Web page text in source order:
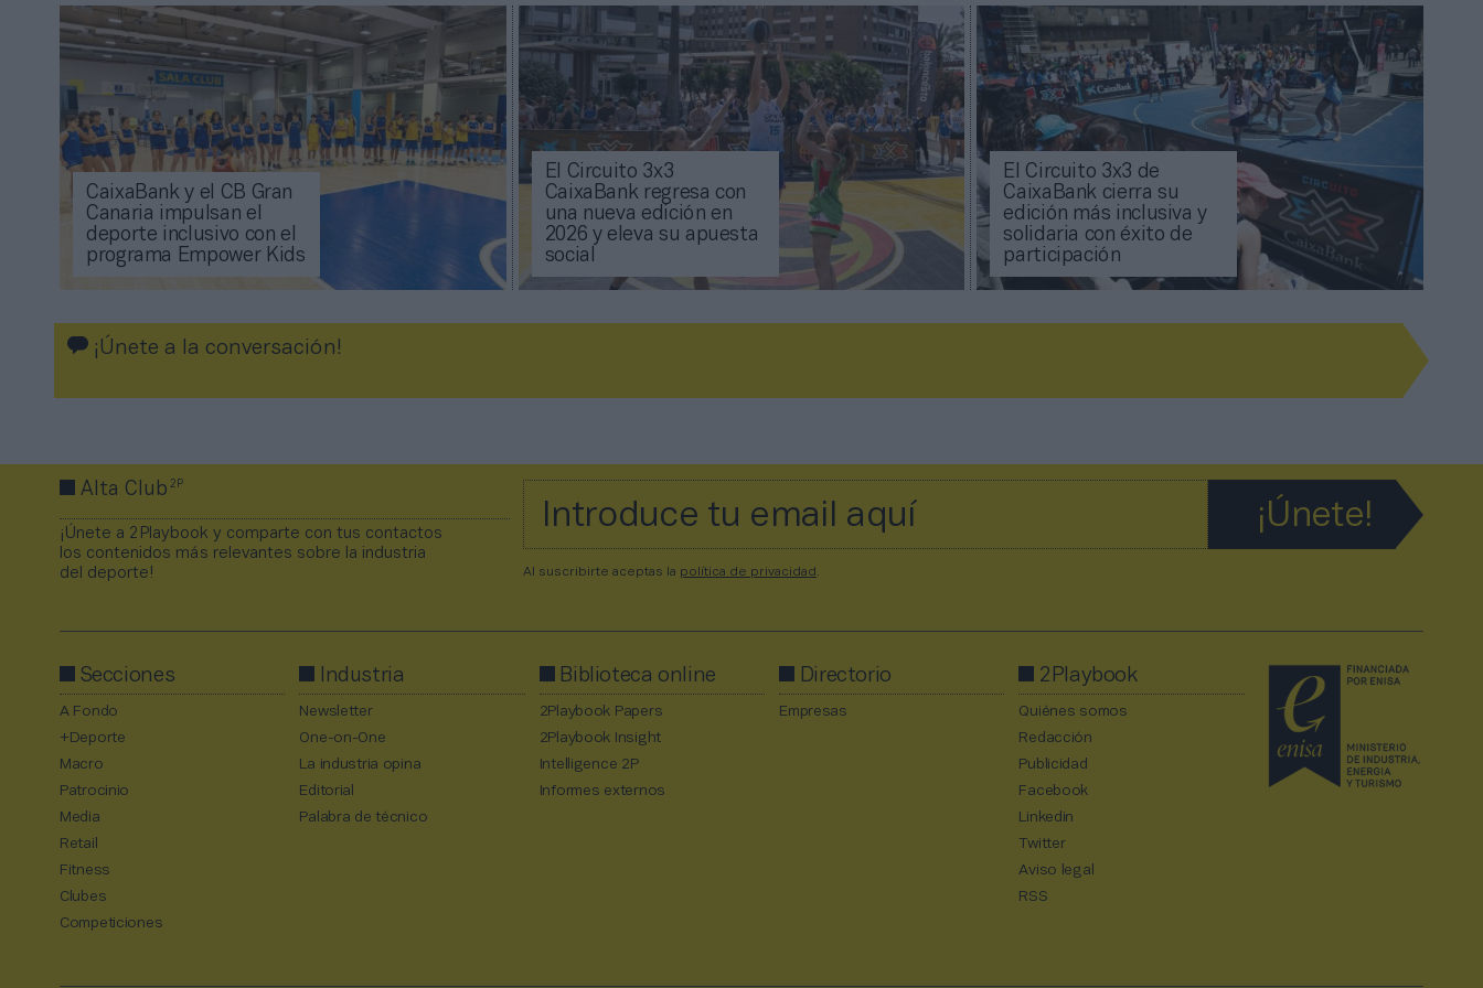
CaixaBank y el CB Gran
Canaria impulsan el
deporte inclusivo con el
programa Empower Kids
El Circuito 3x3
CaixaBank regresa con
una nueva edición en
2026 y eleva su apuesta
social
El Circuito 3x3 de
CaixaBank cierra su
edición más inclusiva y
solidaria con éxito de
participación
¡Únete a la conversación!
Alta Club2P
¡Únete a 2Playbook y comparte con tus contactos
los contenidos más relevantes sobre la industria
del deporte!
Al suscribirte aceptas la política de privacidad
Secciones
A Fondo
+Deporte
Macro
Patrocinio
Media
Retail
Fitness
Clubes
Competiciones
Industria
Newsletter
One-on-One
La industria opina
Editorial
Palabra de técnico
Biblioteca online
2Playbook Papers
2Playbook Insight
Intelligence 2P
Informes externos
Directorio
Empresas
2Playbook
Quiénes somos
Redacción
Publicidad
Facebook
Linkedin
Twitter
Aviso legal
RSS